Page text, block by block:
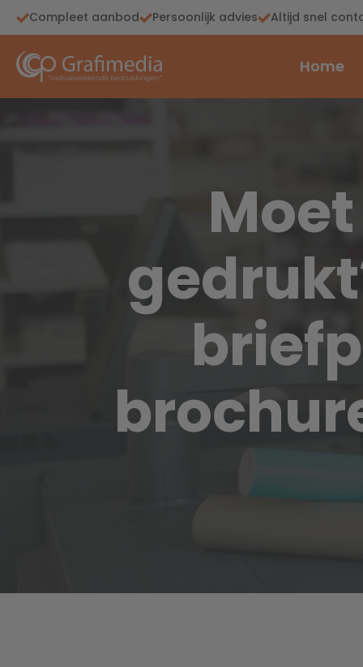
Compleet aanbod Persoonlijk advies Altijd snel
Home